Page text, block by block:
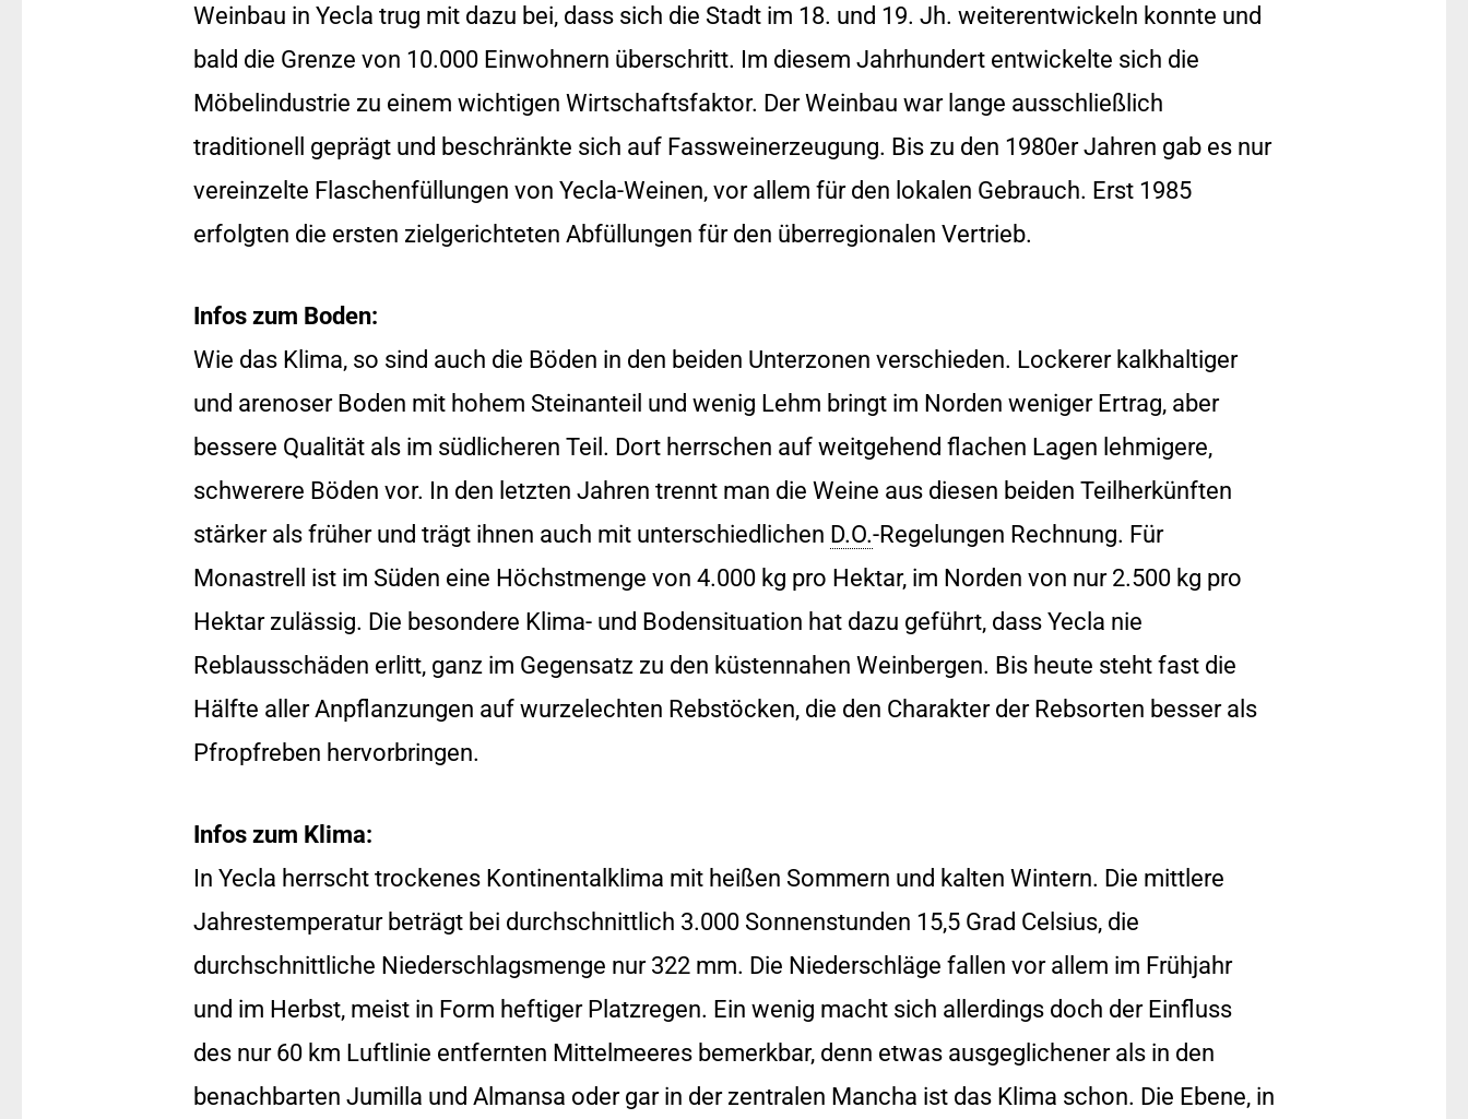
Weinbau in Yecla trug mit dazu bei, dass sich die Stadt im 18. und 19. Jh. weiterentwickeln konnte und
bald die Grenze von 10.000 Einwohnern überschritt. Im diesem Jahrhundert entwickelte sich die
Möbelindustrie zu einem wichtigen Wirtschaftsfaktor. Der Weinbau war lange ausschließlich
traditionell geprägt und beschränkte sich auf Fassweinerzeugung. Bis zu den 1980er Jahren gab es nur
vereinzelte Flaschenfüllungen von Yecla-Weinen, vor allem für den lokalen Gebrauch. Erst 1985
erfolgten die ersten zielgerichteten Abfüllungen für den überregionalen Vertrieb.
Infos zum Boden:
Wie das Klima, so sind auch die Böden in den beiden Unterzonen verschieden. Lockerer kalkhaltiger
und arenoser Boden mit hohem Steinanteil und wenig Lehm bringt im Norden weniger Ertrag, aber
bessere Qualität als im südlicheren Teil. Dort herrschen auf weitgehend flachen Lagen lehmigere,
schwerere Böden vor. In den letzten Jahren trennt man die Weine aus diesen beiden Teilherkünften
stärker als früher und trägt ihnen auch mit unterschiedlichen D.O.-Regelungen Rechnung. Für
Monastrell ist im Süden eine Höchstmenge von 4.000 kg pro Hektar, im Norden von nur 2.500 kg pro
Hektar zulässig. Die besondere Klima- und Bodensituation hat dazu geführt, dass Yecla nie
Reblausschäden erlitt, ganz im Gegensatz zu den küstennahen Weinbergen. Bis heute steht fast die
Hälfte aller Anpflanzungen auf wurzelechten Rebstöcken, die den Charakter der Rebsorten besser als
Pfropfreben hervorbringen.
Infos zum Klima:
In Yecla herrscht trockenes Kontinentalklima mit heißen Sommern und kalten Wintern. Die mittlere
Jahrestemperatur beträgt bei durchschnittlich 3.000 Sonnenstunden 15,5 Grad Celsius, die
durchschnittliche Niederschlagsmenge nur 322 mm. Die Niederschläge fallen vor allem im Frühjahr
und im Herbst, meist in Form heftiger Platzregen. Ein wenig macht sich allerdings doch der Einfluss
des nur 60 km Luftlinie entfernten Mittelmeeres bemerkbar, denn etwas ausgeglichener als in den
benachbarten Jumilla und Almansa oder gar in der zentralen Mancha ist das Klima schon. Die Ebene, in